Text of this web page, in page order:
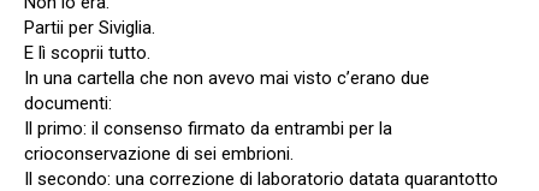
Partii per Siviglia.
E lì scoprii tutto.
In una cartella che non avevo mai visto c’erano due
documenti:
Il primo: il consenso firmato da entrambi per la
crioconservazione di sei embrioni.
Il secondo: una correzione di laboratorio datata quarantotto